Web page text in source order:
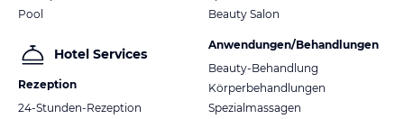
Pool
Hotel Services
Rezeption
24-Stunden-Rezeption
Beauty Salon
Anwendungen/Behandlungen
Beauty-Behandlung
Körperbehandlungen
Spezialmassagen